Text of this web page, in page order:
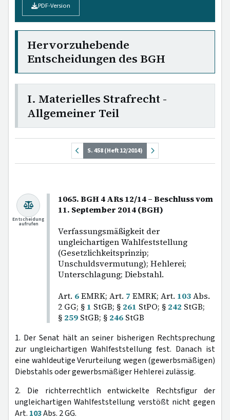
PDF-Version
Hervorzuhebende
Entscheidungen des BGH
I. Materielles Strafrecht -
Allgemeiner Teil
S. 458 (Heft 12/2014)
1065. BGH 4 ARs 12/14 – Beschluss vom
11. September 2014 (BGH)
Verfassungsmäßigkeit der
ungleichartigen Wahlfeststellung
(Gesetzlichkeitsprinzip;
Unschuldsvermutung); Hehlerei;
Unterschlagung; Diebstahl.
Art. 6EMRK; Art. 7 EMRK; Art. 103Abs.
2 GG; § 1 StGB; § 261 StPO; § 242 StGB;
§ 259 StGB; § 246 StGB
Entscheidung
aufrufen
1. Der Senat hält an seiner bisherigen Rechtsprechung
zur ungleichartigen Wahlfeststellung fest. Danach ist
eine wahldeutige Verurteilung wegen (gewerbsmäßigen)
Diebstahls oder gewerbsmäßiger Hehlerei zulässig.
2. Die richterrechtlich entwickelte Rechtsfigur der
ungleichartigen Wahlfeststellung verstößt nicht gegen
Art. 103Abs. 2 GG.